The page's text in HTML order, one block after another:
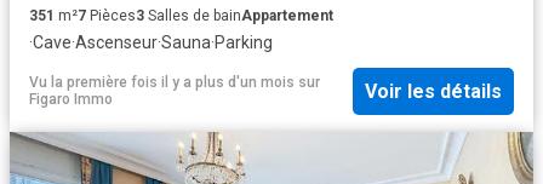
351 m²7 Pièces3 Salles de bainAppartement
·Cave·Ascenseur·Sauna·Parking
Vu la première fois il y a plus d'un mois sur
Figaro Immo
Voir les détails